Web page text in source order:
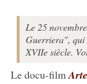
Le 25
Guerriera", qui
XVIIe siècle.
Le docu-film